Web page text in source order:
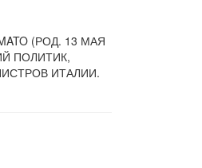
(РОД. 13 МАЯ
ПОЛИТИК,
ИТАЛИИ.